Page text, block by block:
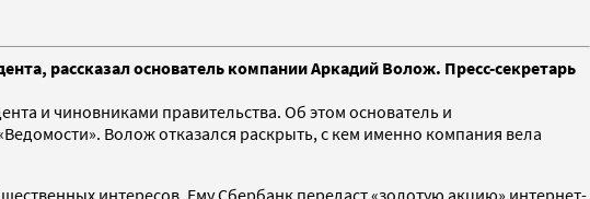
рассказал основатель компании Аркадий Волож. Пресс-секретарь
и чиновниками правительства. Об этом основатель и
Волож отказался раскрыть, с кем именно компания вела
интересов. Ему Сбербанк передаст «золотую акцию» интернет-